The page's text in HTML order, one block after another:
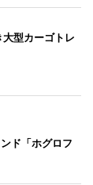
型カーゴトレ
ド「ホグロフ